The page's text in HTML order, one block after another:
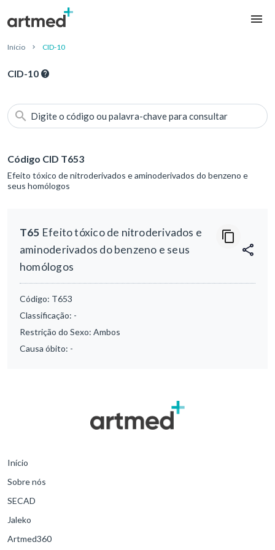
Início CID-10
CID-10
Digite o código ou palavra-chave para consultar
Código CID T653
Efeito tóxico de nitroderivados e aminoderivados do benzeno e
seus homólogos
T65 Efeito tóxico de nitroderivados e
aminoderivados do benzeno e seus
homólogos
Código: T653
Classificação: -
Restrição do Sexo: Ambos
Causa óbito: -
Início
Sobre nós
SECAD
Jaleko
Artmed360